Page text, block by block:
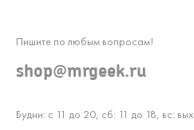
Будни: с 11 до 20, сб: 11 до 18, вс:
Пишите по любым вопросам!
shop@mrgeek.ru